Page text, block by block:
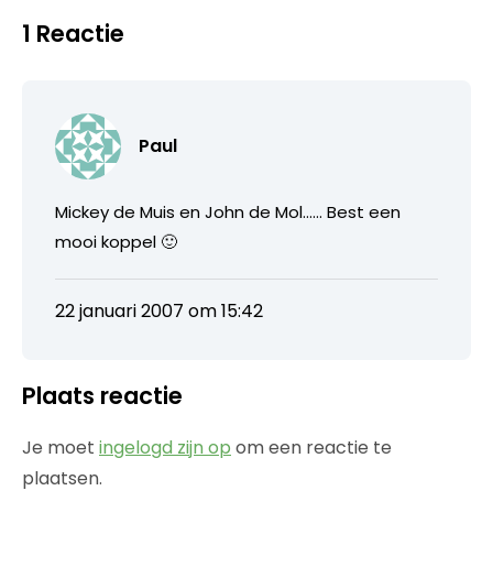
1 Reactie
Paul
Mickey de Muis en John de Mol…… Best een
mooi koppel 🙂
22 januari 2007 om 15:42
Plaats reactie
Je moet ingelogd zijn op om een reactie te
plaatsen.